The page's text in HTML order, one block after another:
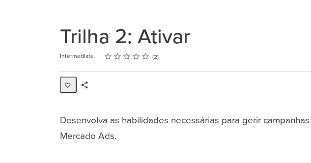
Trilha 2: Ativar
Intermediate Rating
1 star
2 stars
3 stars
4 stars
5 stars 2
Desenvolva as habilidades necessárias para gerir
Mercado Ads.